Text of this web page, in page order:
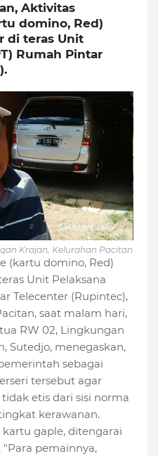
Aktivitas
domino, Red)
di teras Unit
Rumah Pintar
Krajan, Kelurahan Pacitan
(kartu domino, Red)
Unit Pelaksana
Telecenter (Rupintec),
saat malam hari,
RW 02, Lingkungan
Sutedjo, menegaskan,
sebaga‎i
tersebut agar
etis dari sisi norma
kerawanan.
gaple, ditengarai
pemainnya,